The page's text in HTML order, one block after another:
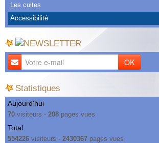
Les cultes
Accessibilité
OK
Statistiques
Aujourd'hui
70 visiteurs - 208 pages vues
Total
554226 visiteurs - 2430367 pages vues